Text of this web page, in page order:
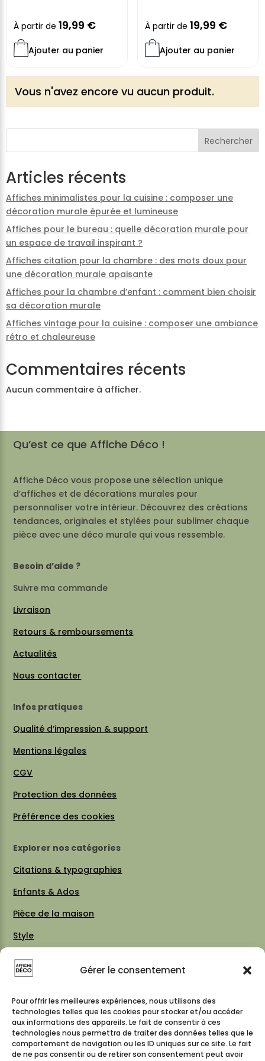
Gérer le consentement
Pour offrir les meilleures expériences, nous utilisons des
technologies telles que les cookies pour stocker et/ou accéder
aux informations des appareils. Le fait de consentir à ces
technologies nous permettra de traiter des données telles que le
comportement de navigation ou les ID uniques sur ce site. Le fait
de ne pas consentir ou de retirer son consentement peut avoir
À partir de 19,99 €
Ajouter au panier
À partir de 19,99 €
Ajouter au panier
Vous n'avez encore vu aucun produit.
Rechercher
Articles récents
Affiches minimalistes pour la cuisine : composer une
décoration murale épurée et lumineuse
Affiches pour le bureau : quelle décoration murale pour
un espace de travail inspirant ?
Affiches citation pour la chambre : des mots doux pour
une décoration murale apaisante
Affiches pour la chambre d’enfant : comment bien choisir
sa décoration murale
Affiches vintage pour la cuisine : composer une ambiance
rétro et chaleureuse
Commentaires récents
Aucun commentaire à afficher.
Qu’est ce que Affiche Déco !
Affiche Déco vous propose une sélection unique
d’affiches et de décorations murales pour
personnaliser votre intérieur. Découvrez des créations
tendances, originales et stylées pour sublimer chaque
pièce avec une déco murale qui vous ressemble.
Besoin d’aide ?
Suivre ma commande
Livraison
Retours & remboursements
Actualités
Nous contacter
Infos pratiques
Qualité d’impression & support
Mentions légales
CGV
Protection des données
Préférence des cookies
Explorer nos catégories
Citations & typographies
Enfants & Ados
Pièce de la maison
Style
Thèmes
Vintage 70 / 80
Cartes & plans de villes
Suivez-nous